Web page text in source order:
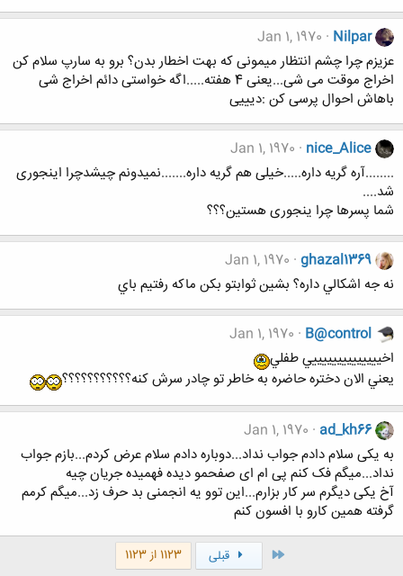
Nilpar
Jan 1, 1970
عزیزم چرا چشم انتظار میمونی که بهت اخطار بدن؟ برو به سارپ سلام کن
اخراج موقت می شی...یعنی 4 هفته.....اگه خواستی دائم اخراج شی
باهاش احوال پرسی کن :دیییی
nice_Alice
Jan 1, 1970
........آره گریه داره.....خیلی هم گریه داره.......نمیدونم چیشدچرا اینجوری
شد....
شما پسرها چرا ینجوری هستین؟؟؟
ghazal1369
Jan 1, 1970
نه جه اشكالي داره؟ بشين ثوابتو بكن ماكه رفتيم باي
B@control
Jan 1, 1970
اخييييييييييييييي طفلي
يعني الان دختره حاضره به خاطر تو چادر سرش كنه؟؟؟؟؟؟؟؟؟؟؟
ad_kh66
Jan 1, 1970
به یکی سلام دادم جواب نداد...دوباره دادم سلام عرض کردم...بازم جواب
نداد...میگم فک کنم پی ام ای صفحمو دیده فهمیده جریان چیه
آخ یکی دیگرم سر کار بزارم...این توو یه انجمنی بد حرف زد...میگم کرمم
گرفته همین کارو با افسون کنم
اول قبلی 1123 از 1123